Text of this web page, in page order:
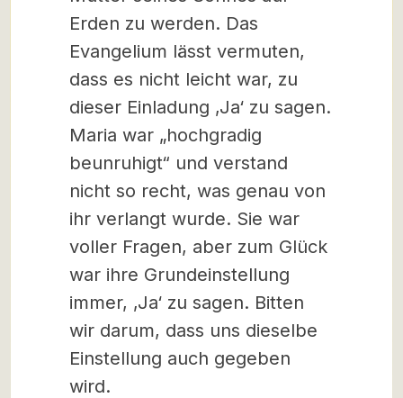
Erden zu werden. Das
Evangelium lässt vermuten,
dass es nicht leicht war, zu
dieser Einladung ‚Ja‘ zu sagen.
Maria war „hochgradig
beunruhigt“ und verstand
nicht so recht, was genau von
ihr verlangt wurde. Sie war
voller Fragen, aber zum Glück
war ihre Grundeinstellung
immer, ‚Ja‘ zu sagen. Bitten
wir darum, dass uns dieselbe
Einstellung auch gegeben
wird.